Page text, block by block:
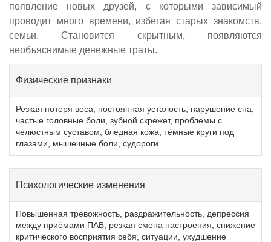
появление новых друзей, с которыми зависимый
проводит много времени, избегая старых знакомств,
семьи. Становится скрытным, появляются
необъяснимые денежные траты.
Физические признаки
Резкая потеря веса, постоянная усталость, нарушение сна,
частые головные боли, зубной скрежет, проблемы с
челюстным суставом, бледная кожа, тёмные круги под
глазами, мышечные боли, судороги
Психологические изменения
Повышенная тревожность, раздражительность, депрессия
между приёмами ПАВ, резкая смена настроения, снижение
критического восприятия себя, ситуации, ухудшение